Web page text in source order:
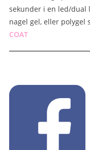
sekunder i en led/dual
nagel gel, eller polygel
COAT